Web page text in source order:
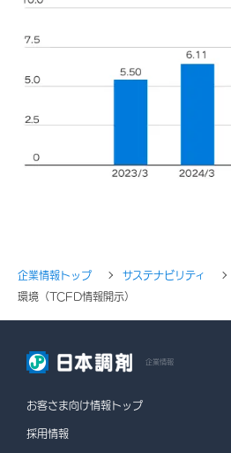
企業情報トップ サステナビリティ
環境（TCFD情報開示）
企業情報
お客さま向け情報トップ
採用情報